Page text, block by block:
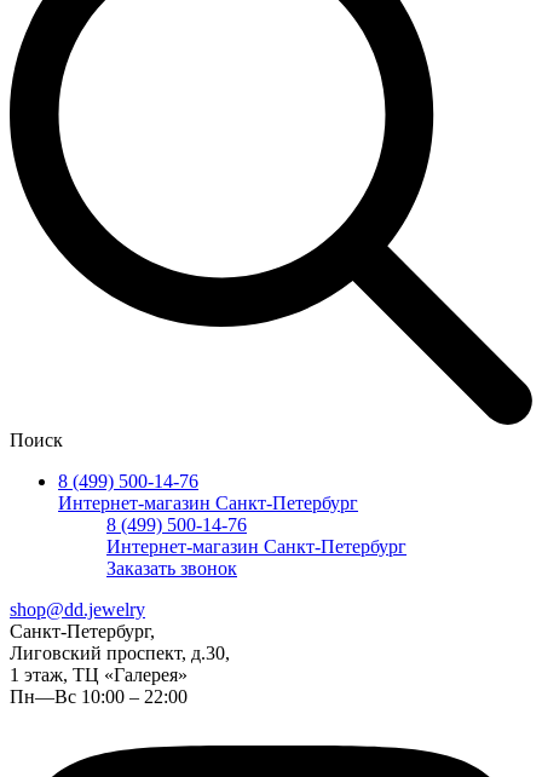
Поиск
8 (499) 500-14-76
Интернет-магазин Санкт-Петербург
8 (499) 500-14-76
Интернет-магазин Санкт-Петербург
Заказать звонок
shop@dd.jewelry
Санкт-Петербург,
Лиговский проспект, д.30,
1 этаж, ТЦ «Галерея»
Пн—Вс 10:00 – 22:00